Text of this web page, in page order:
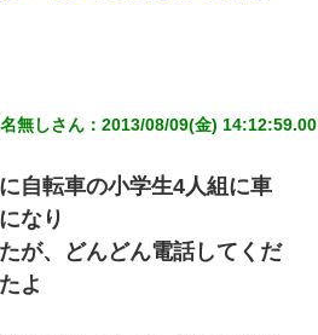
無しさん ：2013/08/09(金) 14:12:59.00
自転車の小学生4人組に車
なり
が、どんどん電話してくだ
よ